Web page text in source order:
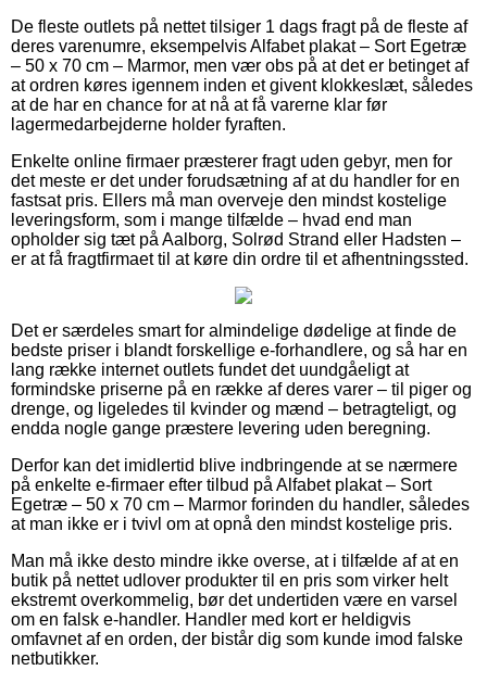
De fleste outlets på nettet tilsiger 1 dags fragt på de fleste af
deres varenumre, eksempelvis Alfabet plakat – Sort Egetræ
– 50 x 70 cm – Marmor, men vær obs på at det er betinget af
at ordren køres igennem inden et givent klokkeslæt, således
at de har en chance for at nå at få varerne klar før
lagermedarbejderne holder fyraften.
Enkelte online firmaer præsterer fragt uden gebyr, men for
det meste er det under forudsætning af at du handler for en
fastsat pris. Ellers må man overveje den mindst kostelige
leveringsform, som i mange tilfælde – hvad end man
opholder sig tæt på Aalborg, Solrød Strand eller Hadsten –
er at få fragtfirmaet til at køre din ordre til et afhentningssted.
Det er særdeles smart for almindelige dødelige at finde de
bedste priser i blandt forskellige e-forhandlere, og så har en
lang række internet outlets fundet det uundgåeligt at
formindske priserne på en række af deres varer – til piger og
drenge, og ligeledes til kvinder og mænd – betragteligt, og
endda nogle gange præstere levering uden beregning.
Derfor kan det imidlertid blive indbringende at se nærmere
på enkelte e-firmaer efter tilbud på Alfabet plakat – Sort
Egetræ – 50 x 70 cm – Marmor forinden du handler, således
at man ikke er i tvivl om at opnå den mindst kostelige pris.
Man må ikke desto mindre ikke overse, at i tilfælde af at en
butik på nettet udlover produkter til en pris som virker helt
ekstremt overkommelig, bør det undertiden være en varsel
om en falsk e-handler. Handler med kort er heldigvis
omfavnet af en orden, der bistår dig som kunde imod falske
netbutikker.